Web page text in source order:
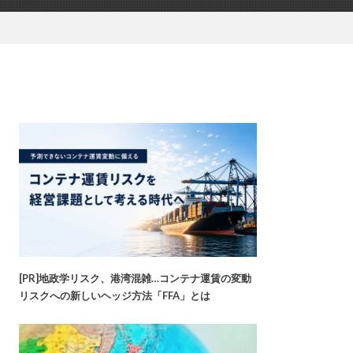
[PR]地政学リスク、港湾混雑…コンテナ運賃の変動
リスクへの新しいヘッジ方法「FFA」とは